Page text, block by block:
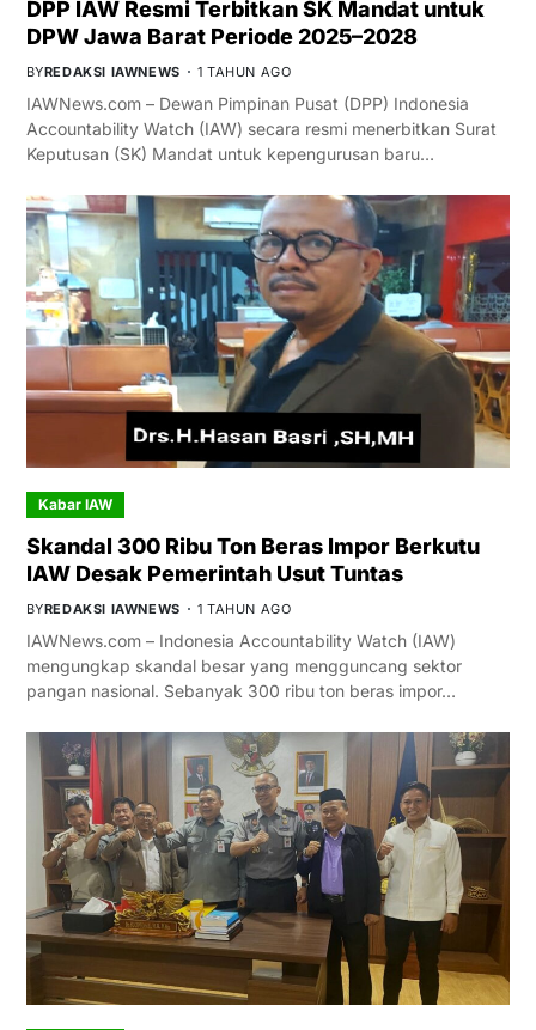
DPP IAW Resmi Terbitkan SK Mandat untuk
DPW Jawa Barat Periode 2025–2028
BYREDAKSI IAWNEWS 1 TAHUN AGO
IAWNews.com – Dewan Pimpinan Pusat (DPP) Indonesia
Accountability Watch (IAW) secara resmi menerbitkan Surat
Keputusan (SK) Mandat untuk kepengurusan baru…
Kabar IAW
Skandal 300 Ribu Ton Beras Impor Berkutu
IAW Desak Pemerintah Usut Tuntas
BYREDAKSI IAWNEWS 1 TAHUN AGO
IAWNews.com – Indonesia Accountability Watch (IAW)
mengungkap skandal besar yang mengguncang sektor
pangan nasional. Sebanyak 300 ribu ton beras impor…